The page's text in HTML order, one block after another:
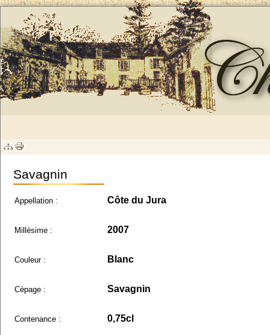
Savagnin
Appellation : Côte du Jura
Millésime : 2007
Couleur : Blanc
Cépage : Savagnin
Contenance : 0,75cl